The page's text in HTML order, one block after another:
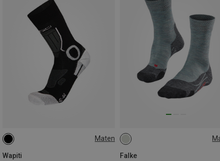
Maten
Wapiti
42|43|44
Falke
35|36